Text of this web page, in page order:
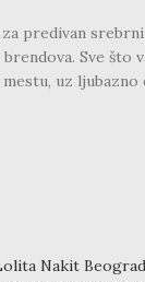
predivan
Sve što
uz